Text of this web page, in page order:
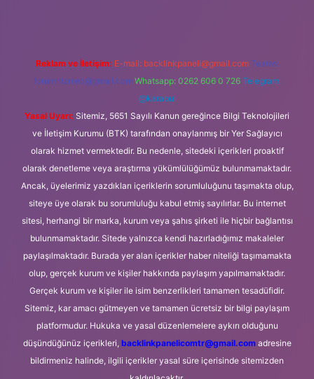
Reklam ve İletişim: E-mail: backlinkpaneli@gmail.com Teams:
forumhizmeti@gmail.com Whatsapp: 0262 606 0 726 Telegram:
@karabul
Yasal Uyarı: Sitemiz, 5651 Sayılı Kanun gereğince Bilgi Teknolojileri
ve İletişim Kurumu (BTK) tarafından onaylanmış bir Yer Sağlayıcı
olarak hizmet vermektedir. Bu nedenle, sitedeki içerikleri proaktif
olarak denetleme veya araştırma yükümlülüğümüz bulunmamaktadır.
Ancak, üyelerimiz yazdıkları içeriklerin sorumluluğunu taşımakta olup,
siteye üye olarak bu sorumluluğu kabul etmiş sayılırlar. Bu internet
sitesi, herhangi bir marka, kurum veya şahıs şirketi ile hiçbir bağlantısı
bulunmamaktadır. Sitede yalnızca kendi hazırladığımız makaleler
paylaşılmaktadır. Burada yer alan içerikler haber niteliği taşımamakta
olup, gerçek kurum ve kişiler hakkında paylaşım yapılmamaktadır.
Gerçek kurum ve kişiler ile isim benzerlikleri tamamen tesadüfidir.
Sitemiz, kar amacı gütmeyen ve tamamen ücretsiz bir bilgi paylaşım
platformudur. Hukuka ve yasal düzenlemelere aykırı olduğunu
düşündüğünüz içerikleri, backlinkpanelicomtr@gmail.comadresine
bildirmeniz halinde, ilgili içerikler yasal süre içerisinde sitemizden